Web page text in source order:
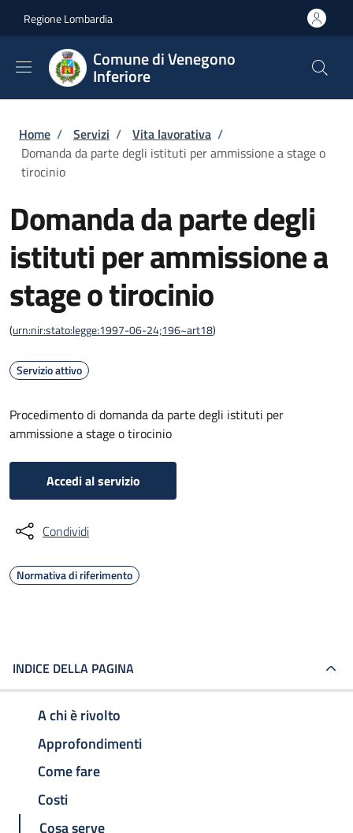
Regione Lombardia
Comune di Venegono
Inferiore
Briciole di pane
Home / Servizi / Vita lavorativa /
Domanda da parte degli istituti per ammissione a stage o
tirocinio
Domanda da parte degli
istituti per ammissione a
stage o tirocinio
(urn:nir:stato:legge:1997-06-24;196~art18)
Servizio attivo
Procedimento di domanda da parte degli istituti per
ammissione a stage o tirocinio
Accedi al servizio
Condividi
Normativa di riferimento
INDICE DELLA PAGINA
A chi è rivolto
Approfondimenti
Come fare
Costi
Cosa serve